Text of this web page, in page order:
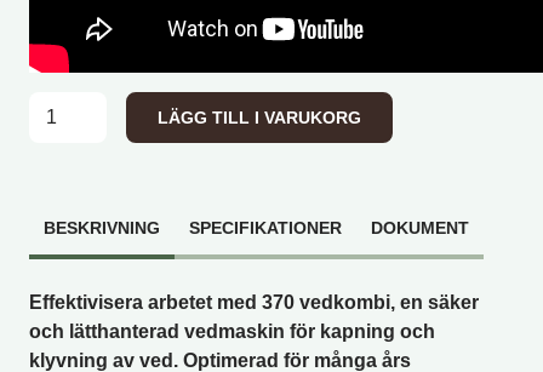
Bala Agri 370 TR 8,1ton Joystick mängd
LÄGG TILL I VARUKORG
BESKRIVNING SPECIFIKATIONER DOKUMENT
Effektivisera arbetet med 370 vedkombi, en säker
och lätthanterad vedmaskin för kapning och
klyvning av ved. Optimerad för många års